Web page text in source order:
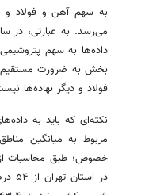
می‌رسد. به عبارتی، در
داده‌ها به سهم
بخش به ضرورت مستقیم
فولاد و دیگر نهاده‌ها
نکته‌ای که باید به
مربوط به میانگین
خصوص؛ طبق محاسبات